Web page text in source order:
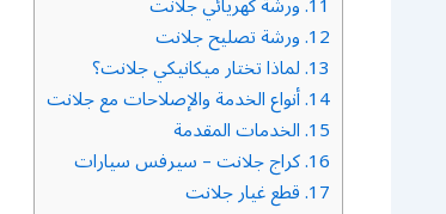
12. ورشة تصليح جلانت
13. لماذا تختار ميكانيكي جلانت؟
14. أنواع الخدمة والإصلاحات مع جلانت
15. الخدمات المقدمة
16. كراج جلانت – سيرفس سيارات
17. قطع غيار جلانت